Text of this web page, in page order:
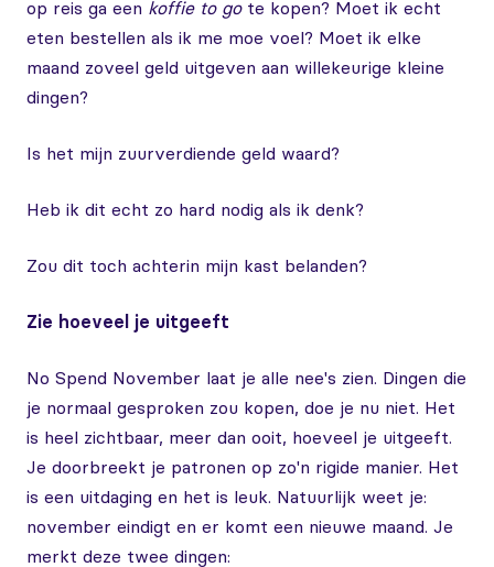
op reis ga een koffie to gote kopen? Moet ik echt
eten bestellen als ik me moe voel? Moet ik elke
maand zoveel geld uitgeven aan willekeurige kleine
dingen?
Is het mijn zuurverdiende geld waard?
Heb ik dit echt zo hard nodig als ik denk?
Zou dit toch achterin mijn kast belanden?
Zie hoeveel je uitgeeft
No Spend November laat je alle nee's zien. Dingen die
je normaal gesproken zou kopen, doe je nu niet. Het
is heel zichtbaar, meer dan ooit, hoeveel je uitgeeft.
Je doorbreekt je patronen op zo'n rigide manier. Het
is een uitdaging en het is leuk. Natuurlijk weet je:
november eindigt en er komt een nieuwe maand. Je
merkt deze twee dingen: